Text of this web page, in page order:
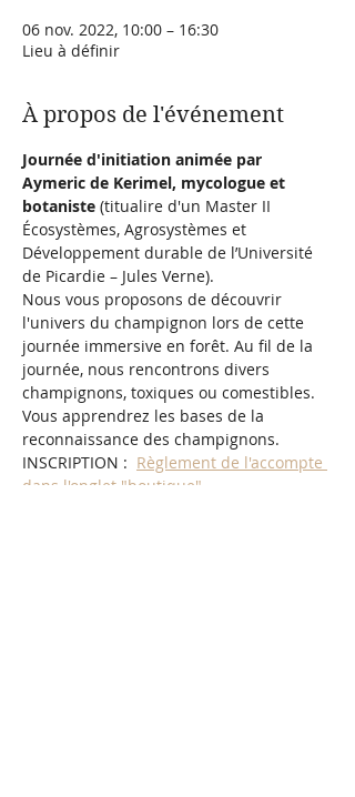
06 nov. 2022, 10:00 – 16:30
Lieu à définir
À propos de l'événement
Journée d'initiation animée par
Aymeric de Kerimel, mycologue et
botaniste (titualire d'un Master II
Écosystèmes, Agrosystèmes et
Développement durable de l’Université
de Picardie – Jules Verne).
Nous vous proposons de découvrir
l'univers du champignon lors de cette
journée immersive en forêt. Au fil de la
journée, nous rencontrons divers
champignons, toxiques ou comestibles.
Vous apprendrez les bases de la
reconnaissance des champignons.
INSCRIPTION : Règlement de l'accompte
dans l'onglet "boutique".